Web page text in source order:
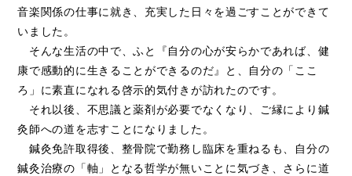
音楽関係の仕事に就き、充実した日々を過ごすことができて
いました。
そんな生活の中で、ふと『自分の心が安らかであれば、健
康で感動的に生きることができるのだ』と、自分の「ここ
ろ」に素直になれる啓示的気付きが訪れたのです。
それ以後、不思議と薬剤が必要でなくなり、ご縁により鍼
灸師への道を志すことになりました。
鍼灸免許取得後、整骨院で勤務し臨床を重ねるも、自分の
鍼灸治療の「軸」となる哲学が無いことに気づき、さらに道